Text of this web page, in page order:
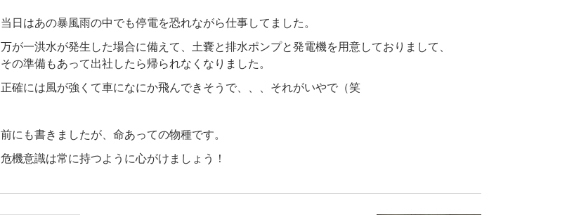
当日はあの暴風雨の中でも停電を恐れながら仕事してました。
万が一洪水が発生した場合に備えて、土嚢と排水ポンプと発電機を用意しておりまして、
その準備もあって出社したら帰られなくなりました。
正確には風が強くて車になにか飛んできそうで、、、それがいやで（笑
前にも書きましたが、命あっての物種です。
危機意識は常に持つように心がけましょう！